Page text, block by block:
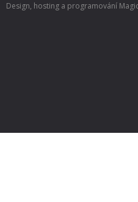
Design, hosting a programování